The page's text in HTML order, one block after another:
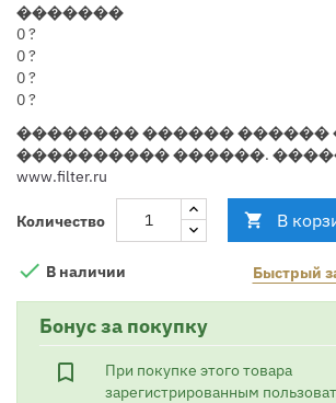
�������
0?
0?
0?
0?
�������� ������ ������
���������� ������.
www.filter.ru
Количество  В
 В наличии Быстрый
Бонус за покупку
bookmark_border
При покупке этого товара
зарегистрированным